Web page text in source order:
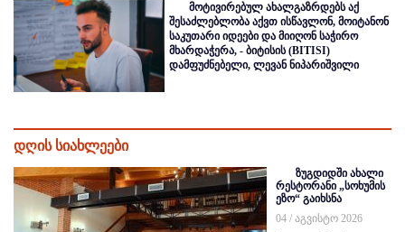
მოტივირებულ ახალგაზრდებს აქ
შესაძლებლობა აქვთ ისწავლონ, მოიტანონ
საკუთარი იდეები და მიიღონ საჭირო
მხარდაჭერა, - ბიტისის (BITISI)
დამფუძნებელი, ლევან ნიპარიშვილი
დღის სიახლეები
ზუგდიდში ახალი
რესტორანი „სოხუმის
ეზო“ გაიხსნა
04 / აგვისტო 2026